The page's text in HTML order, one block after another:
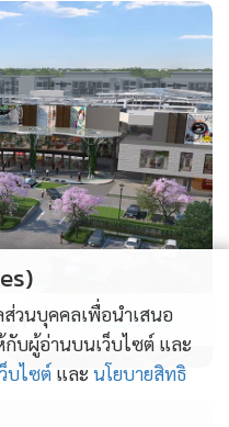
ทียบกับคะเเนนที่ สถ. ถือไว้
ง ใครช่วยโกง ใครสั่งให้โกง
ะ ไล่สอบสวน ไล่ตั้งเเต่ปลา
ว ตรวจกับคะเเนนที่สถ.แระ
จะยอมเปิดปาก และ
ยและรวดเร็วกว่จะไปพึ่ง
ะไม่มีความเป็นอิสระจริง
นูไม่รู้“ เครดิตประเทศจะ
ชการไทยคดโกงตั้งเเต่จุด
บราชการ
-the Lake
ส่วนบุคคลเพื่อนำเสนอ
บผู้อ่านบนเว็บไซต์ และ
บไซต์ และ นโยบายสิทธิ